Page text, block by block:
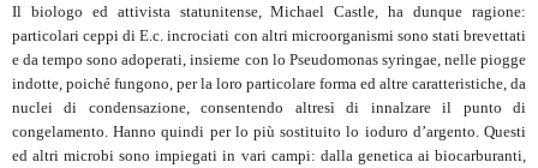
Il biologo ed attivista statunitense, Michael Castle, ha dunque ragione:
particolari ceppi di E.c. incrociati con altri microorganismi sono stati brevettati
e da tempo sono adoperati, insieme con lo Pseudomonas syringae, nelle piogge
indotte, poiché fungono, per la loro particolare forma ed altre caratteristiche, da
nuclei di condensazione, consentendo altresì di innalzare il punto di
congelamento. Hanno quindi per lo più sostituito lo ioduro d’argento. Questi
ed altri microbi sono impiegati in vari campi: dalla genetica ai biocarburanti,